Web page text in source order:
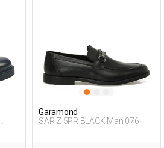
Garamond
SARIZ 5PR BLACK Man 076